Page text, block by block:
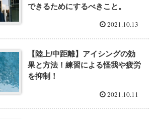
できるためにするべきこと。
2021.10.13
【陸上/中距離】アイシングの効
果と方法！練習による怪我や疲労
を抑制！
2021.10.11